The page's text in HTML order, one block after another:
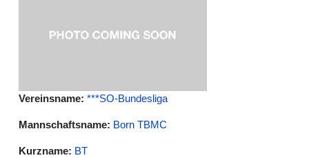
Vereinsname: ***SO-Bundesliga
Mannschaftsname: Born TBMC
Kurzname: BT